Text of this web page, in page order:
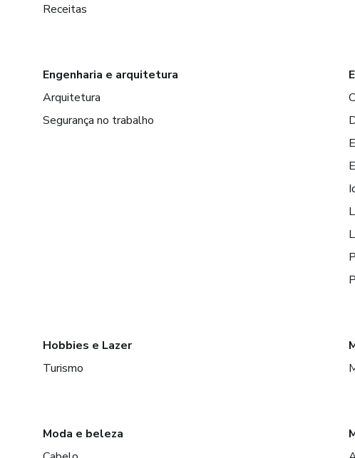
Receitas
Engenharia e arquitetura
Arquitetura
Segurança no trabalho
Hobbies e Lazer
Turismo
Moda e beleza